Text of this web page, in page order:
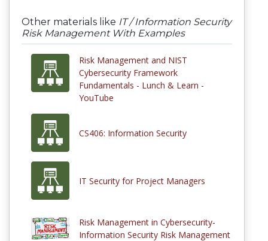
Other materials like IT / Information Security
Risk Management With Examples
Risk Management and NIST
Cybersecurity Framework
Fundamentals - Lunch & Learn -
YouTube
CS406: Information Security
IT Security for Project Managers
Risk Management in Cybersecurity-
Information Security Risk Management